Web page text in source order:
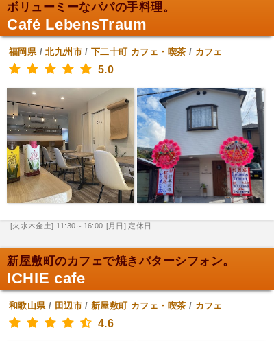
ボリューミーなパパの手料理。
Café LebensTraum
福岡県/北九州市/下二十町 カフェ・喫茶 / カフェ
5.0
[火水木金土] 11:30～16:00 [月日] 定休日
新屋敷町のカフェで焼きバターシフォン。
ICHIE cafe
和歌山県/ 田辺市/新屋敷町 カフェ・喫茶 / カフェ
4.6